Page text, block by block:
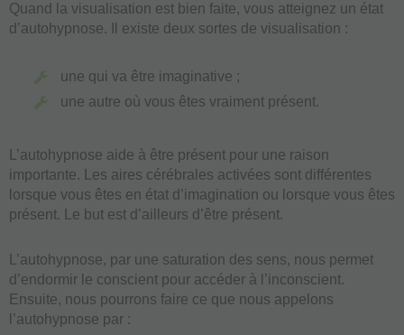
Quand la visualisation est bien faite, vous atteignez un état
d’autohypnose. Il existe deux sortes de visualisation :
une qui va être imaginative ;
une autre où vous êtes vraiment présent.
L’autohypnose aide à être présent pour une raison
importante. Les aires cérébrales activées sont différentes
lorsque vous êtes en état d’imagination ou lorsque vous êtes
présent. Le but est d’ailleurs d’être présent.
L’autohypnose, par une saturation des sens, nous permet
d’endormir le conscient pour accéder à l’inconscient.
Ensuite, nous pourrons faire ce que nous appelons
l’autohypnose par :